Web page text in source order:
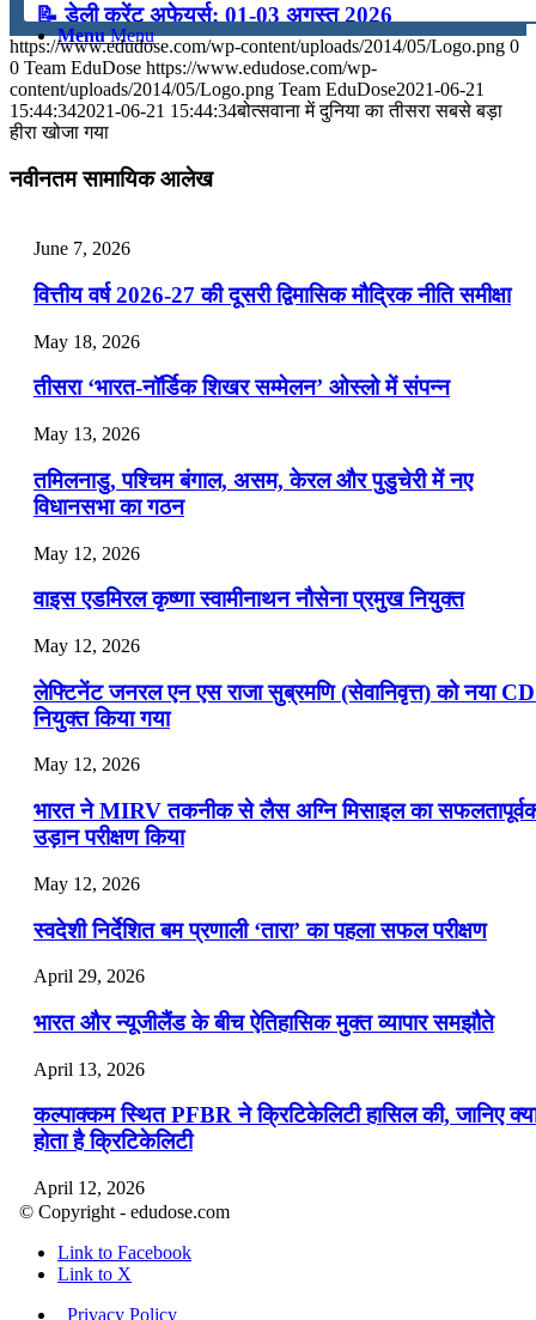
Menu Menu
📝 डेली करेंट अफेयर्स: 01-03 अगस्त 2026
July 31, 2026
📝 डेली करेंट अफेयर्स: 28-31 जुलाई 2026
July 25, 2026
📝 डेली करेंट अफेयर्स: 22-24 जुलाई 2026
July 22, 2026
📝 डेली करेंट अफेयर्स: 19-21 जुलाई 2026
July 19, 2026
📝 डेली करेंट अफेयर्स: 16-18 जुलाई 2026
https://www.edudose.com/wp-content/uploads/2014/05/Logo.png 0
0 Team EduDose https://www.edudose.com/wp-
content/uploads/2014/05/Logo.png Team EduDose2021-06-21
15:44:342021-06-21 15:44:34बोत्सवाना में दुनिया का तीसरा सबसे बड़ा
हीरा खोजा गया
नवीनतम सामायिक आलेख
June 7, 2026
वित्तीय वर्ष 2026-27 की दूसरी द्विमासिक मौद्रिक नीति समीक्षा
May 18, 2026
तीसरा ‘भारत-नॉर्डिक शिखर सम्मेलन’ ओस्लो में संपन्न
May 13, 2026
तमिलनाडु, पश्चिम बंगाल, असम, केरल और पुडुचेरी में नए
विधानसभा का गठन
May 12, 2026
वाइस एडमिरल कृष्णा स्वामीनाथन नौसेना प्रमुख नियुक्त
May 12, 2026
लेफ्टिनेंट जनरल एन एस राजा सुब्रमणि (सेवानिवृत्त) को नया
नियुक्त किया गया
May 12, 2026
भारत ने MIRV तकनीक से लैस अग्नि मिसाइल का
उड़ान परीक्षण किया
May 12, 2026
स्वदेशी निर्देशित बम प्रणाली ‘तारा’ का पहला सफल परीक्षण
April 29, 2026
भारत और न्यूजीलैंड के बीच ऐतिहासिक मुक्त व्यापार समझौते
April 13, 2026
कल्पाक्कम स्थित PFBR ने क्रिटिकेलिटी हासिल की, जानिए
होता है क्रिटिकेलिटी
April 12, 2026
April 9, 2026
© Copyright - edudose.com
Link to Facebook
Link to X
Privacy Policy